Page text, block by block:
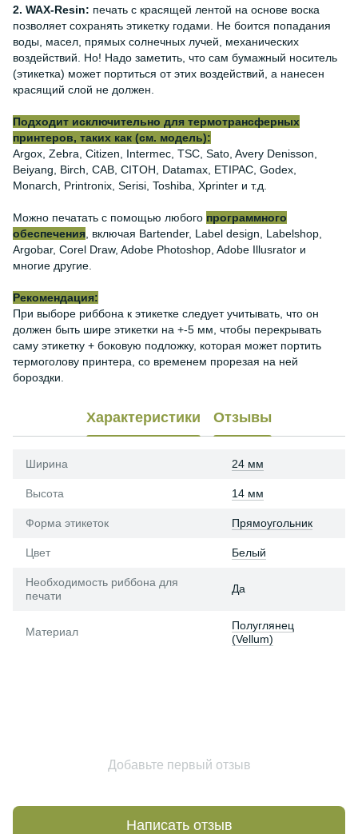
2. WAX-Resin: печать с красящей лентой на основе воска
позволяет сохранять этикетку годами. Не боится попадания
воды, масел, прямых солнечных лучей, механических
воздействий. Но! Надо заметить, что сам бумажный носитель
(этикетка) может портиться от этих воздействий, а нанесен
красящий слой не должен.
Подходит исключительно для термотрансферных
принтеров, таких как (см. модель):
Argox, Zebra, Citizen, Intermec, TSC, Sato, Avery Denisson,
Beiyang, Birch, CAB, CITOH, Datamax, ETIPAC, Godex,
Monarch, Printronix, Serisi, Toshiba, Xprinter и т.д.
Можно печатать с помощью любого программного
обеспечения , включая Bartender, Label design, Labelshop,
Argobar, Corel Draw, Adobe Photoshop, Adobe Illusrator и
многие другие.
Рекомендация:
При выборе риббона к этикетке следует учитывать, что он
должен быть шире этикетки на +-5 мм, чтобы перекрывать
саму этикетку + боковую подложку, которая может портить
термоголову принтера, со временем прорезая на ней
бороздки.
Характеристики Отзывы
Ширина 24 мм
Высота 14 мм
Форма этикеток Прямоугольник
Цвет Белый
Необходимость риббона для
печати
Да
Материал
Полуглянец
(Vellum)
Добавьте первый отзыв
Написать отзыв